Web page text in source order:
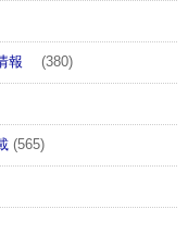
報 (380)
(565)